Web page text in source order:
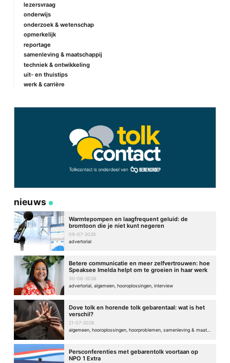
lezersvraag
onderwijs
onderzoek & wetenschap
opmerkelijk
reportage
samenleving & maatschappij
techniek & ontwikkeling
uit- en thuistips
werk & carrière
nieuws
Warmtepompen en laagfrequent geluid: de
bromtoon die je niet kunt negeren
09-07-2026
advertorial
Betere communicatie en meer zelfvertrouwen: hoe
Speaksee Imelda helpt om te groeien in haar werk
30-06-2026
advertorial, algemeen, hooroplossingen, interview
Dove tolk en horende tolk gebarentaal: wat is het
verschil?
21-07-2026
algemeen, hooroplossingen, hoorproblemen, samenleving & maatschappij
Persconferenties met gebarentolk voortaan op
NPO 1 Extra